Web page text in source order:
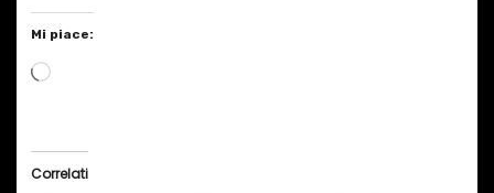
Mi piace:
C
Correlati